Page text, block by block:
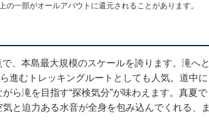
一部がオールアバウトに還元されることがあります。
、本島最大規模のスケールを誇ります。滝へと
進むトレッキングルートとしても人気。道中に
ら滝を目指す“探検気分”が味わえます。真夏で
と迫力ある水音が全身を包み込んでくれる、ま